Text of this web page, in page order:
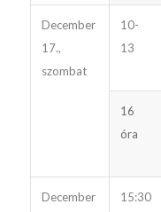
December
17.,
szombat
10-
13
16
óra
December
15:30